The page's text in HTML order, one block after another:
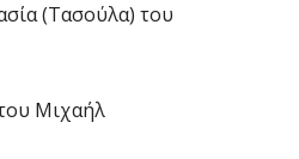
(Τασούλα) του
Μιχαήλ